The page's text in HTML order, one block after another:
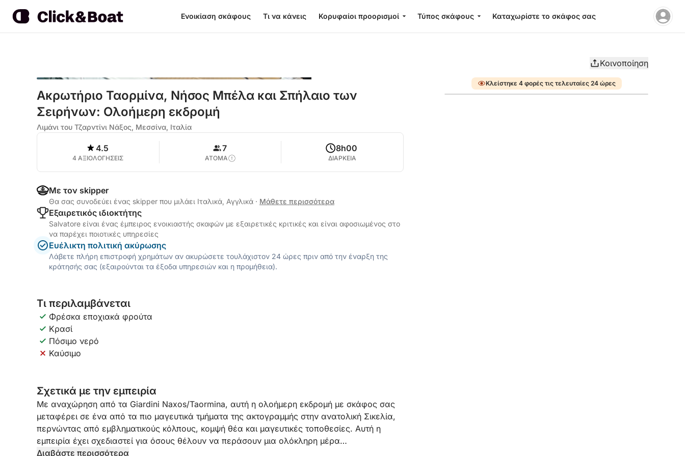
Ενοικίαση σκάφους Τι να κάνεις Κορυφαίοι προορισμοί Τύπος σκάφους Καταχωρίστε το σκάφος σας
Κοινοποίηση
Ακρωτήριο Ταορμίνα, Νήσος Μπέλα και Σπήλαιο των
Σειρήνων: Ολοήμερη εκδρομή
Λιμάνι του Τζαρντίνι Νάξος, Μεσσίνα, Ιταλία
4.5
4 ΑΞΙΟΛΟΓΗΣΕΙΣ
7
ΑΤΟΜΑ
8h00
ΔΙΑΡΚΕΙΑ
Με τον skipper
Θα σας συνοδεύει ένας skipper που μιλάει Ιταλικά, Αγγλικά · Μάθετε περισσότερα
Εξαιρετικός ιδιοκτήτης
Salvatore είναι ένας έμπειρος ενοικιαστής σκαφών με εξαιρετικές κριτικές και είναι αφοσιωμένος στο
να παρέχει ποιοτικές υπηρεσίες
Ευέλικτη πολιτική ακύρωσης
Λάβετε πλήρη επιστροφή χρημάτων αν ακυρώσετε τουλάχιστον 24 ώρες πριν από την έναρξη της
κράτησής σας (εξαιρούνται τα έξοδα υπηρεσιών και η προμήθεια).
Τι περιλαμβάνεται
Φρέσκα εποχιακά φρούτα
Κρασί
Πόσιμο νερό
Καύσιμο
Σχετικά με την εμπειρία
Με αναχώρηση από τα Giardini Naxos/Taormina, αυτή η ολοήμερη εκδρομή με σκάφος σας
μεταφέρει σε ένα από τα πιο μαγευτικά τμήματα της ακτογραμμής στην ανατολική Σικελία,
περνώντας από εμβληματικούς κόλπους, κομψή θέα και μαγευτικές τοποθεσίες. Αυτή η
εμπειρία έχει σχεδιαστεί για όσους θέλουν να περάσουν μια ολόκληρη μέρα
απολαμβάνοντας τη θάλασσα, τη χαλάρωση και την αξέχαστη θέα.
Διαβάστε περισσότερα
Κλείστηκε 4 φορές τις τελευταίες 24 ώρες